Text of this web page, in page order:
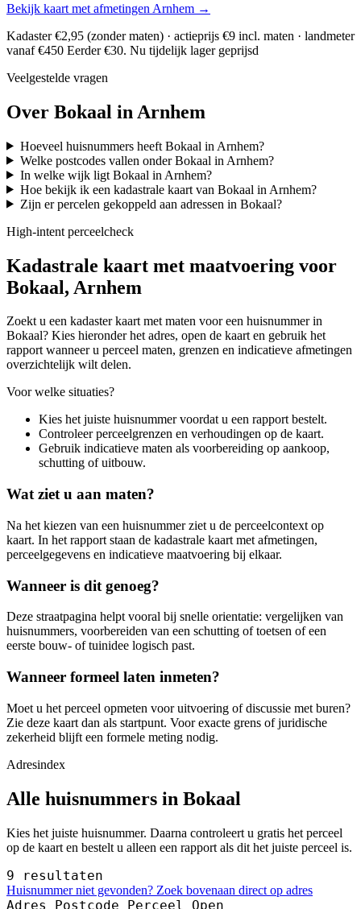
Bekijk kaart met afmetingen Arnhem →
Kadaster €2,95 (zonder maten) · actieprijs €9 incl. maten · landmeter
vanaf €450 Eerder €30. Nu tijdelijk lager geprijsd
Veelgestelde vragen
Over Bokaal in Arnhem
Hoeveel huisnummers heeft Bokaal in Arnhem?
Welke postcodes vallen onder Bokaal in Arnhem?
In welke wijk ligt Bokaal in Arnhem?
Hoe bekijk ik een kadastrale kaart van Bokaal in Arnhem?
Zijn er percelen gekoppeld aan adressen in Bokaal?
High-intent perceelcheck
Kadastrale kaart met maatvoering voor
Bokaal, Arnhem
Zoekt u een kadaster kaart met maten voor een huisnummer in
Bokaal? Kies hieronder het adres, open de kaart en gebruik het
rapport wanneer u perceel maten, grenzen en indicatieve afmetingen
overzichtelijk wilt delen.
Voor welke situaties?
Kies het juiste huisnummer voordat u een rapport bestelt.
Controleer perceelgrenzen en verhoudingen op de kaart.
Gebruik indicatieve maten als voorbereiding op aankoop,
schutting of uitbouw.
Wat ziet u aan maten?
Na het kiezen van een huisnummer ziet u de perceelcontext op
kaart. In het rapport staan de kadastrale kaart met afmetingen,
perceelgegevens en indicatieve maatvoering bij elkaar.
Wanneer is dit genoeg?
Deze straatpagina helpt vooral bij snelle orientatie: vergelijken van
huisnummers, voorbereiden van een schutting of toetsen of een
eerste bouw- of tuinidee logisch past.
Wanneer formeel laten inmeten?
Moet u het perceel opmeten voor uitvoering of discussie met buren?
Zie deze kaart dan als startpunt. Voor exacte grens of juridische
zekerheid blijft een formele meting nodig.
Adresindex
Alle huisnummers in Bokaal
Kies het juiste huisnummer. Daarna controleert u gratis het perceel
op de kaart en bestelt u alleen een rapport als dit het juiste perceel is.
9 resultaten
Huisnummer niet gevonden? Zoek bovenaan direct op adres
Adres Postcode Perceel Open